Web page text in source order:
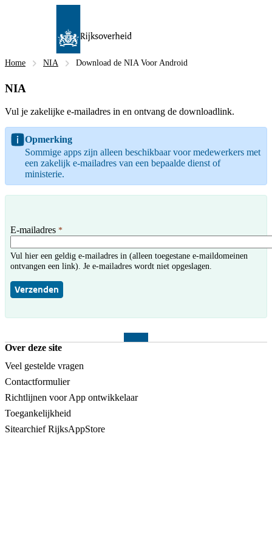
Home NIA Download de NIA Voor Android
NIA
Vul je zakelijke e-mailadres in en ontvang de downloadlink.
Opmerking
Sommige apps zijn alleen beschikbaar voor medewerkers met
een zakelijk e-mailadres van een bepaalde dienst of
ministerie.
E-mailadres *
Vul hier een geldig e-mailadres in (alleen toegestane e-maildomeinen
ontvangen een link). Je e-mailadres wordt niet opgeslagen.
Verzenden
Over deze site
Veel gestelde vragen
Contactformulier
Richtlijnen voor App ontwikkelaar
Toegankelijkheid
Sitearchief RijksAppStore